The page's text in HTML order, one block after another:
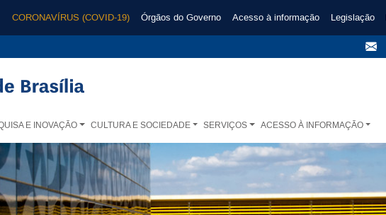
CORONAVÍRUS (COVID-19) Órgãos do Governo Acesso à informação Legislação
E INOVAÇÃO CULTURA E SOCIEDADE SERVIÇOS ACESSO À INFORMAÇÃO